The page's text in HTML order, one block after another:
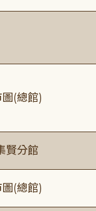
(總館)
賢分館
(總館)